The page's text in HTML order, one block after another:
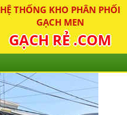
HỆ THỐNG KHO PHÂN PHỐI
GẠCH MEN
GẠCH RẺ .COM